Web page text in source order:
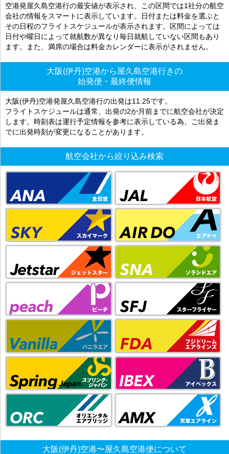
空港発屋久島空港行の最安値が表示され、この区間では1社分の航空
会社の情報をスマートに表示しています。日付または料金を選ぶと
その日程のフライトスケジュールが表示されます。区間によっては
日付や曜日によって就航数が異なり毎日就航していない区間もあり
ます。また、満席の場合は料金カレンダーに表示がされません。
大阪(伊丹)空港から屋久島空港行きの
始発便・最終便情報
大阪(伊丹)空港発屋久島空港行の出発は11:25です。
フライトスケジュールは通常、出発の2か月前までに航空会社が決定
します。時刻表は運行予定情報を参考に表示している為、ご出発ま
でに出発時刻が変更になることがあります。
航空会社から絞り込み検索
大阪(伊丹)空港〜屋久島空港便について